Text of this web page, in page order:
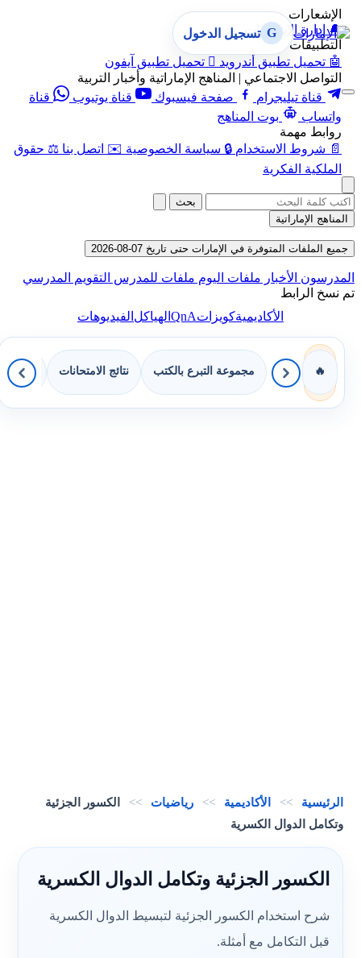
الإشعارات
🔔 إدارة الإشعارات
التطبيقات
🤖 تحميل تطبيق أندرويد  تحميل تطبيق آيفون
التواصل الاجتماعي | المناهج الإماراتية وأخبار التربية
قناة تيليجرام
صفحة فيسبوك قناة يوتيوب
قناة
واتساب
بوت المناهج
روابط مهمة
📄 شروط الاستخدام 🔒 سياسة الخصوصية ✉️ اتصل بنا ⚖️ حقوق
الملكية الفكرية
G تسجيل الدخول
بحث
المناهج الإماراتية
جميع الملفات المتوفرة في الإمارات حتى تاريخ 07-08-2026
المدرسون الأخبار ملفات اليوم ملفات للمدرس التقويم المدرسي
تم نسخ الرابط
الأكاديميةكويزاتQnAالهياكلالفيديوهات
🔥 مجموعة التبرع بالكتب نتائج الامتحانات
الرئيسية >> الأكاديمية >> رياضيات >>
الكسور الجزئية
وتكامل الدوال الكسرية
الكسور الجزئية وتكامل الدوال الكسرية
شرح استخدام الكسور الجزئية لتبسيط الدوال الكسرية
قبل التكامل مع أمثلة.